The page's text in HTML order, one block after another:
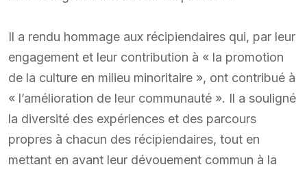
Il a rendu hommage aux récipiendaires qui, par leur
engagement et leur contribution à « la promotion
de la culture en milieu minoritaire », ont contribué à
« l’amélioration de leur communauté ». Il a souligné
la diversité des expériences et des parcours
propres à chacun des récipiendaires, tout en
mettant en avant leur dévouement commun à la